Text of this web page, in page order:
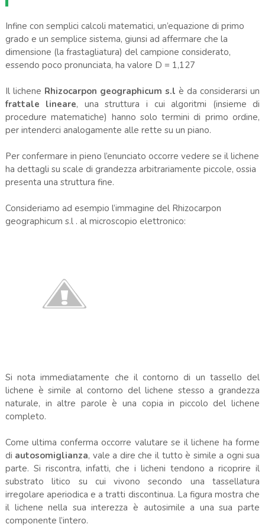
Infine con semplici calcoli matematici, un’equazione di primo
grado e un semplice sistema, giunsi ad affermare che la
dimensione (la frastagliatura) del campione considerato,
essendo poco pronunciata, ha valore D = 1,127
Il lichene Rhizocarpon geographicum s.lè da considerarsi un
frattale lineare, una struttura i cui algoritmi (insieme di
procedure matematiche) hanno solo termini di primo ordine,
per intenderci analogamente alle rette su un piano.
Per confermare in pieno l’enunciato occorre vedere se il lichene
ha dettagli su scale di grandezza arbitrariamente piccole, ossia
presenta una struttura fine.
Consideriamo ad esempio l’immagine del Rhizocarpon
geographicum s.l . al microscopio elettronico:
Si nota immediatamente che il contorno di un tassello del
lichene è simile al contorno del lichene stesso a grandezza
naturale, in altre parole è una copia in piccolo del lichene
completo.
Come ultima conferma occorre valutare se il lichene ha forme
di autosomiglianza, vale a dire che il tutto è simile a ogni sua
parte. Si riscontra, infatti, che i licheni tendono a ricoprire il
substrato litico su cui vivono secondo una tassellatura
irregolare aperiodica e a tratti discontinua. La figura mostra che
il lichene nella sua interezza è autosimile a una sua parte
componente l’intero.